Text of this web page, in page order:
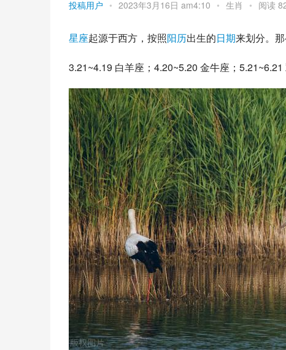
投稿用户 • 2023年3月16日 am4:10 • 生肖 • 阅读
星座起源于西方，按照阳历出生的日期来划分。
3.21~4.19 白羊座 ；4.20~5.20 金牛座；